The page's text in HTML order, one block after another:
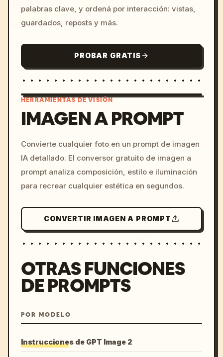
palabras clave, y ordená por interacción: vistas,
guardados, reposts y más.
PROBAR GRATIS
c, cyberpunk sunset, neon
colors, 8k --v 6.0
HERRAMIENTAS DE VISIÓN
IMAGEN A PROMPT
Convierte cualquier foto en un prompt de imagen
IA detallado. El conversor gratuito de imagen a
prompt analiza composición, estilo e iluminación
para recrear cualquier estética en segundos.
CONVERTIR IMAGEN A PROMPT
OTRAS FUNCIONES
DE PROMPTS
POR MODELO
Instrucciones de GPT Image 2